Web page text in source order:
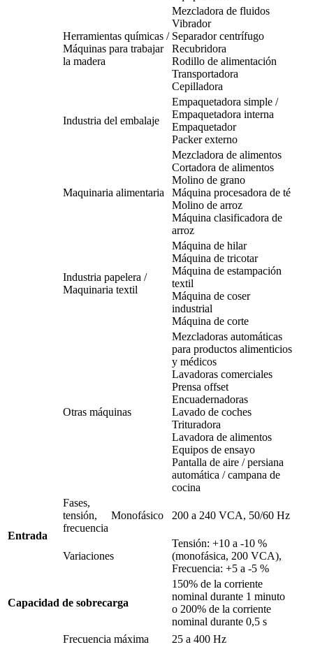
Herramientas químicas /
Máquinas para trabajar
la madera
Mezcladora de fluidos
Vibrador
Separador centrífugo
Recubridora
Rodillo de alimentación
Transportadora
Cepilladora
Industria del embalaje
Empaquetadora simple /
Empaquetadora interna
Empaquetador
Packer externo
Maquinaria alimentaria
Mezcladora de alimentos
Cortadora de alimentos
Molino de grano
Máquina procesadora de té
Molino de arroz
Máquina clasificadora de
arroz
Industria papelera /
Maquinaria textil
Máquina de hilar
Máquina de tricotar
Máquina de estampación
textil
Máquina de coser
industrial
Máquina de corte
Otras máquinas
Mezcladoras automáticas
para productos alimenticios
y médicos
Lavadoras comerciales
Prensa offset
Encuadernadoras
Lavado de coches
Trituradora
Lavadora de alimentos
Equipos de ensayo
Pantalla de aire / persiana
automática / campana de
cocina
Entrada
Fases,
tensión,
frecuencia
Monofásico 200 a 240 VCA, 50/60 Hz
Variaciones
Tensión: +10 a -10 %
(monofásica, 200 VCA),
Frecuencia: +5 a -5 %
Capacidad de sobrecarga
150% de la corriente
nominal durante 1 minuto
o 200% de la corriente
nominal durante 0,5 s
Frecuencia máxima
25 a 400 Hz